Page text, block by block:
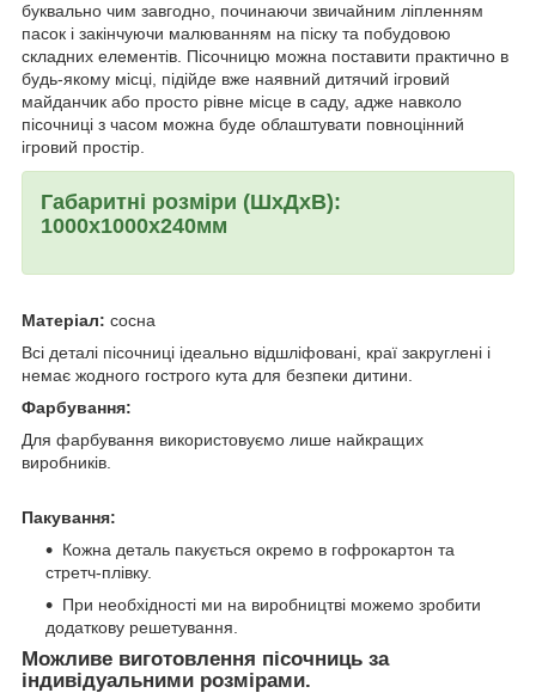
буквально чим завгодно, починаючи звичайним ліпленням
пасок і закінчуючи малюванням на піску та побудовою
складних елементів. Пісочницю можна поставити практично в
будь-якому місці, підійде вже наявний дитячий ігровий
майданчик або просто рівне місце в саду, адже навколо
пісочниці з часом можна буде облаштувати повноцінний
ігровий простір.
Габаритні розміри (ШхДхВ):
1000х1000х240мм
Матеріал: сосна
Всі деталі пісочниці ідеально відшліфовані, краї закруглені і
немає жодного гострого кута для безпеки дитини.
Фарбування:
Для фарбування використовуємо лише найкращих
виробників.
Пакування:
Кожна деталь пакується окремо в гофрокартон та
стретч-плівку.
При необхідності ми на виробництві можемо зробити
додаткову решетування.
Можливе виготовлення пісочниць за
індивідуальними розмірами.